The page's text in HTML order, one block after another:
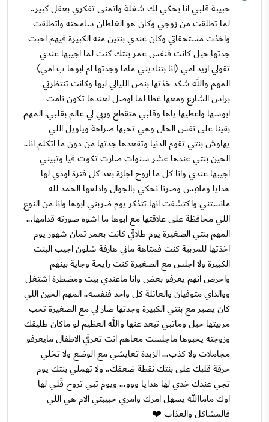
حبيبة قلبي انا بحكي لك شغلة واتمنى تفكري بعقل كبير..
لما تطلقت من زوجي وكان هو الغلطان سامحته واتطلقت
واخذت مستحقاتي وكان عندي بنتين منه الكبيرة فيهم احبت
جدتها حيل كانت فنفس عمر بنتك كنت لما اجيبها عندي
تقولي اريد امي (انا بتناديني ماما وجدتها ام ابوها ب امي)
المهم والله شكد خذتها بنص الليالي ليها وكانت تنتظرني
براس الشارع ومعها غطا لما اوصل لعندها تكون نامت
ابوسها واعطيها ياها وقلبي متقطع وربي لي عالم بقلبي. المهم
بقينا على نفس الحال وهي تحبها صراحة وياويل اللي
يهاوش بنتي تقوم الدنيا وتقعدها جدتها من دون ما اتكلم انا..
الحين بنتي عندها عشر سنوات صارت تكوت فيا وتبيني
اجيبها عندي وانا كل ما اروح اجازة بعد كل فترة اودي لها
هدايا وملابس وصرنا نحكي بالجوال وادلعها الحمد لله
مانستني واكتشفت انها تتذكر يوم ضربني ابوها وانا من النوع
اللي محافظة على علاقتها مع ابوها ما اشوه صورته قدامها...
المهم بنتي الصغيرة يوم طلاقي كانت بعمر تمان شهور يوم
اخذتها للمربية كنت فمتاهة ماني هارفة شلون اجيب البنت
الكبيرة ولا اجلس مع الصغيرة كنت رايحة وجاية بينهم
واحرص انهم يعرفو بعض وانا ماعندي بيت ومضطرة اشتغل
ووالداي متوفيان والعائلة كل واحد فنفسه.. المهم الحين اللي
كان يصير مع بنتي الكبيرة وجدتها صار لي مع الصغيرة تحب
مربيتها حيل وماتبي تبعد عنها والله العظيم لو ماكان طليقك
وزوجته يحبوها ماجلست معاهم انت تعرفي الاطفال مايعرفو
مجاملات ولا كذب... الزبدة تعايشي مع الوضع ولا تخلي
حرقة قلبك على بنتك نقطة ضعفك.. ولا تهملي بنتك يوم
تجي عندك خدي لها هدايا ووو... ويوم تبي تروح قَلي لها
اوك ماماالله يسهل امرك وامري حبيبتي الام هي اللي
فالمشاكل والعذاب ❤️